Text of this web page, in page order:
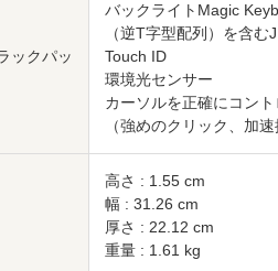
ックパッ
バックライトMagic
（逆T字型配列）を含
Touch ID
環境光センサー
カーソルを正確にコン
（強めのクリック、加
高さ : 1.55 cm
幅 : 31.26 cm
厚さ : 22.12 cm
重量 : 1.61 kg